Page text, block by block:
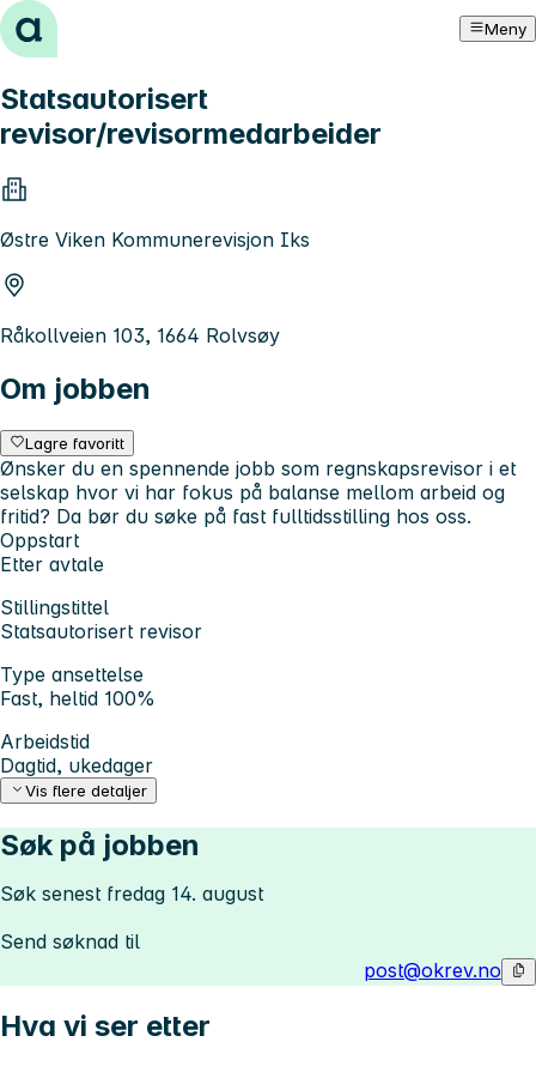
Hopp til innhold Meny
Statsautorisert
revisor/revisormedarbeider
Østre Viken Kommunerevisjon Iks
Råkollveien 103, 1664 Rolvsøy
Om jobben
Lagre favoritt
Ønsker du en spennende jobb som regnskapsrevisor i et
selskap hvor vi har fokus på balanse mellom arbeid og
fritid? Da bør du søke på fast fulltidsstilling hos oss.
Oppstart
Etter avtale
Stillingstittel
Statsautorisert revisor
Type ansettelse
Fast, heltid 100%
Arbeidstid
Dagtid, ukedager
Vis flere detaljer
Søk på jobben
Søk senest fredag 14. august
Send søknad til
post@okrev.no
Hva vi ser etter